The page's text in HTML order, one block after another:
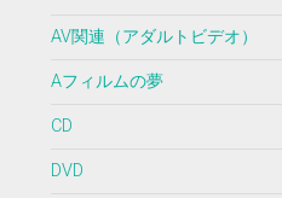
AV関連（アダルトビデオ）
Aフィルムの夢
CD
DVD